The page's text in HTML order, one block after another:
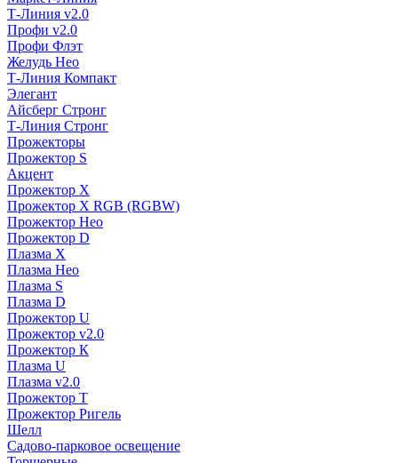
Т-Линия v2.0
Профи v2.0
Профи Флэт
Желудь Нео
Т-Линия Компакт
Элегант
Айсберг Стронг
Т-Линия Стронг
Прожекторы
Прожектор S
Акцент
Прожектор X
Прожектор Х RGB (RGBW)
Прожектор Нео
Прожектор D
Плазма X
Плазма Нео
Плазма S
Плазма D
Прожектор U
Прожектор v2.0
Прожектор К
Плазма U
Плазма v2.0
Прожектор Т
Прожектор Ригель
Шелл
Садово-парковое освещение